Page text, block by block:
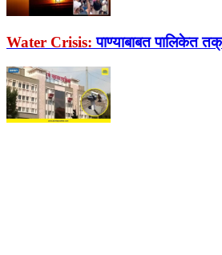
Water Crisis: पाण्याबाबत पालिकेत